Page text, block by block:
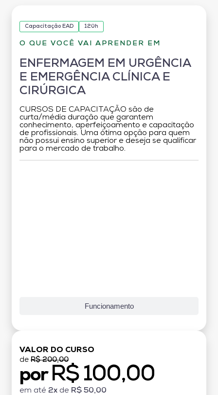
Capacitação EAD 120h
O QUE VOCÊ VAI APRENDER EM
ENFERMAGEM EM URGÊNCIA
E EMERGÊNCIA CLÍNICA E
CIRÚRGICA
CURSOS DE CAPACITAÇÃO são de
curta/média duração que garantem
conhecimento, aperfeiçoamento e capacitação
de profissionais. Uma ótima opção para quem
não possui ensino superior e deseja se qualificar
para o mercado de trabalho.
Funcionamento
VALOR DO CURSO
de R$ 200,00
por R$ 100,00
em até 2x de R$ 50,00